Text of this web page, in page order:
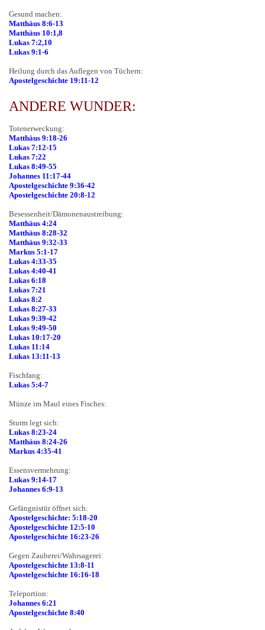
Gesund machen:
Matthäus 8:6-13
Matthäus 10:1,8
Lukas 7:2,10
Lukas 9:1-6
Heilung durch das Auflegen von Tüchern:
Apostelgeschichte 19:11-12
ANDERE WUNDER:
Totenerweckung:
Matthäus 9:18-26
Lukas 7:12-15
Lukas 7:22
Lukas 8:49-55
Johannes 11:17-44
Apostelgeschichte 9:36-42
Apostelgeschichte 20:8-12
Besessenheit/Dämonenaustreibung:
Matthäus 4:24
Matthäus 8:28-32
Matthäus 9:32-33
Markus 5:1-17
Lukas 4:33-35
Lukas 4:40-41
Lukas 6:18
Lukas 7:21
Lukas 8:2
Lukas 8:27-33
Lukas 9:39-42
Lukas 9:49-50
Lukas 10:17-20
Lukas 11:14
Lukas 13:11-13
Fischfang:
Lukas 5:4-7
Münze im Maul eines Fisches:
Sturm legt sich:
Lukas 8:23-24
Matthäus 8:24-26
Markus 4:35-41
Essensvermehrung:
Lukas 9:14-17
Johannes 6:9-13
Gefängnistür öffnet sich:
Apostelgeschichte: 5:18-20
Apostelgeschichte 12:5-10
Apostelgeschichte 16:23-26
Gegen Zauberei/Wahrsagerei:
Apostelgeschichte 13:8-11
Apostelgeschichte 16:16-18
Teleportion:
Johannes 6:21
Apostelgeschichte 8:40